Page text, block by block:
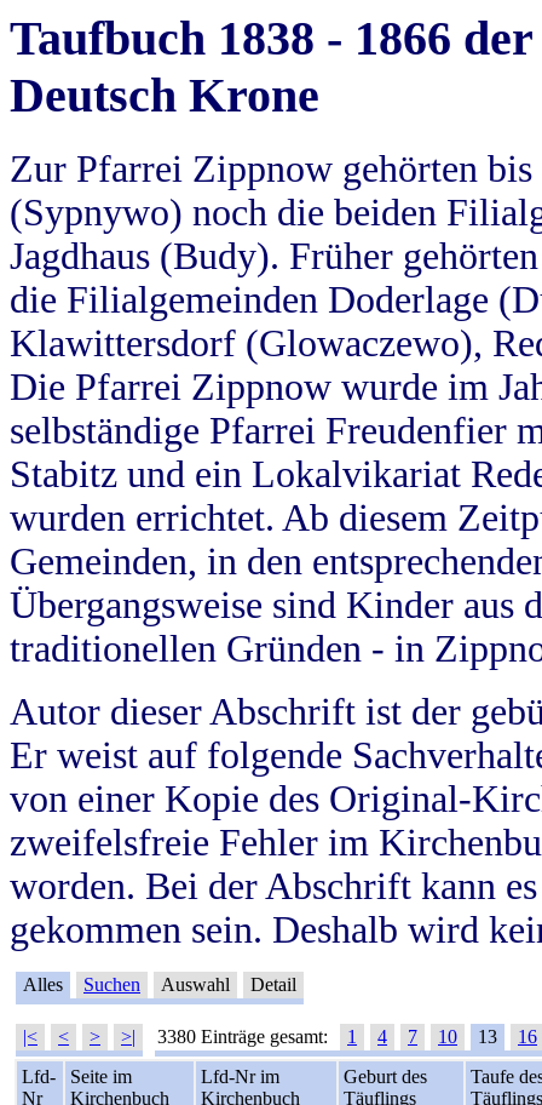
Taufbuch 1838 - 1866
Deutsch Krone
Zur Pfarrei Zippnow gehörten
(Sypnywo) noch die beiden
Jagdhaus (Budy). Früher
die Filialgemeinden Doderlage
Klawittersdorf (Glowaczewo),
Die Pfarrei Zippnow wurde im
selbständige Pfarrei Freudenfier
Stabitz und ein Lokalvikariat
wurden errichtet. Ab diesem
Gemeinden, in den
Übergangsweise sind Kinder aus
traditionellen Gründen - in
Autor dieser Abschrift ist der
Er weist auf folgende
von einer Kopie des Original-
zweifelsfreie Fehler im
worden. Bei der Abschrift kann
gekommen sein. Deshalb wird
Alles Suchen Auswahl Detail
|< < > >| 3380 Einträge gesamt: 1 4 7 10 13
16
Lfd-
Nr
Seite im
Kirchenbuch
Lfd-Nr im
Kirchenbuch
Geburt des
Täuflings
Taufe
Täuflings